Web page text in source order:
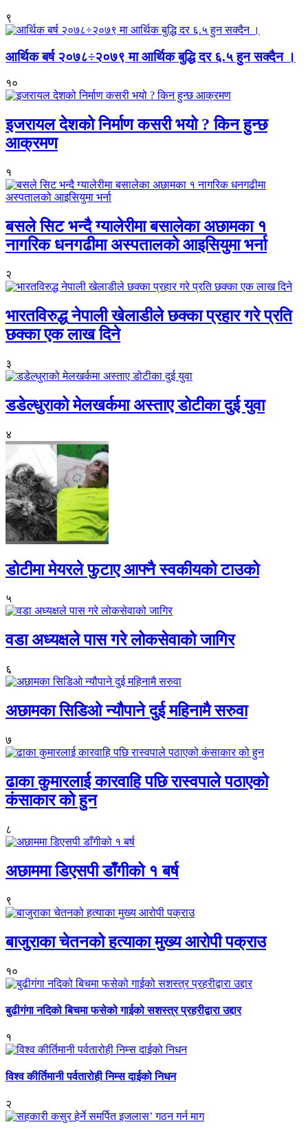
९
आर्थिक बर्ष २०७८÷२०७९ मा आर्थिक बुद्धि दर ६.५ हुन सक्दैन ।
१०
इजरायल देशको निर्माण कसरी भयो ? किन हुन्छ
आक्रमण
१
बसले सिट भन्दै ग्यालेरीमा बसालेका अछामका १
नागरिक धनगढीमा अस्पतालको आइसियुमा भर्ना
२
भारतविरुद्ध नेपाली खेलाडीले छक्का प्रहार गरे प्रति
छक्का एक लाख दिने
३
डडेल्धुराको मेलखर्कमा अस्ताए डोटीका दुई युवा
४
डोटीमा मेयरले फुटाए आफ्नै स्वकीयको टाउको
५
वडा अध्यक्षले पास गरे लोकसेवाको जागिर
६
अछामका सिडिओ न्यौपाने दुई महिनामै सरुवा
७
ढाका कुमारलाई कारवाहि पछि रास्वपाले पठाएको
कंसाकार को हुन
८
अछाममा डिएसपी डाँगीको १ बर्ष
९
बाजुराका चेतनको हत्याका मुख्य आरोपी पक्राउ
१०
बुढीगंगा नदिको बिचमा फसेको गाईको सशस्त्र प्रहरीद्वारा उद्दार
१
विश्व कीर्तिमानी पर्वतारोही निम्स दाईको निधन
२